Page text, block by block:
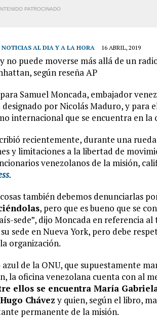
PATROCINADO
NOTICIAS AL DIA Y A LA HORA 16 ABRIL, 2019
no puede moverse más allá de un
según reseña AP
Samuel Moncada, embajador
designado por Nicolás Maduro, y para
internacional que se encuentra en la
recientemente, durante una
y limitaciones a la libertad de
venezolanos de la misión,
.
también debemos denunciarlas
, pero que es bueno que se
sede”, dijo Moncada en referencia
sede en Nueva York, pero debe
organización.
azul de la ONU, que supuestamente
la oficina venezolana cuenta con al
ellos se encuentra María
Chávezy quien, según el libro,
permanente de la misión.